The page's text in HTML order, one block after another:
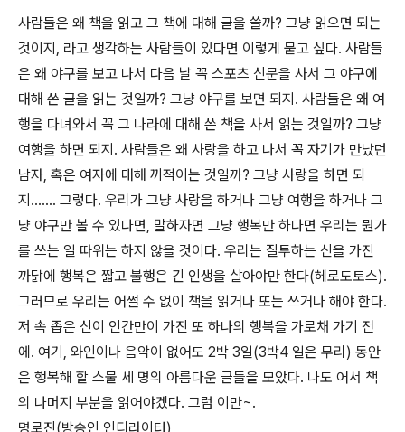
사람들은 왜 책을 읽고 그 책에 대해 글을 쓸까? 그냥 읽으면 되는
것이지, 라고 생각하는 사람들이 있다면 이렇게 묻고 싶다. 사람들
은 왜 야구를 보고 나서 다음 날 꼭 스포츠 신문을 사서 그 야구에
대해 쓴 글을 읽는 것일까? 그냥 야구를 보면 되지. 사람들은 왜 여
행을 다녀와서 꼭 그 나라에 대해 쓴 책을 사서 읽는 것일까? 그냥
여행을 하면 되지. 사람들은 왜 사랑을 하고 나서 꼭 자기가 만났던
남자, 혹은 여자에 대해 끼적이는 것일까? 그냥 사랑을 하면 되
지……. 그렇다. 우리가 그냥 사랑을 하거나 그냥 여행을 하거나 그
냥 야구만 볼 수 있다면, 말하자면 그냥 행복만 하다면 우리는 뭔가
를 쓰는 일 따위는 하지 않을 것이다. 우리는 질투하는 신을 가진
까닭에 행복은 짧고 불행은 긴 인생을 살아야만 한다(헤로도토스).
그러므로 우리는 어쩔 수 없이 책을 읽거나 또는 쓰거나 해야 한다.
저 속 좁은 신이 인간만이 가진 또 하나의 행복을 가로채 가기 전
에. 여기, 와인이나 음악이 없어도 2박 3일(3박4 일은 무리) 동안
은 행복해 할 스물 세 명의 아름다운 글들을 모았다. 나도 어서 책
의 나머지 부분을 읽어야겠다. 그럼 이만~.
명로진(방송인,인디라이터)